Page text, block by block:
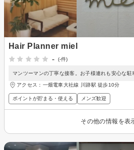
Hair Planner miel
-
(-件)
マンツーマンの丁寧な接客。お子様連れも安心な駐
アクセス：一畑電車大社線 川跡駅 徒歩10分
ポイントが貯まる・使える メンズ歓迎
その他の情報を表